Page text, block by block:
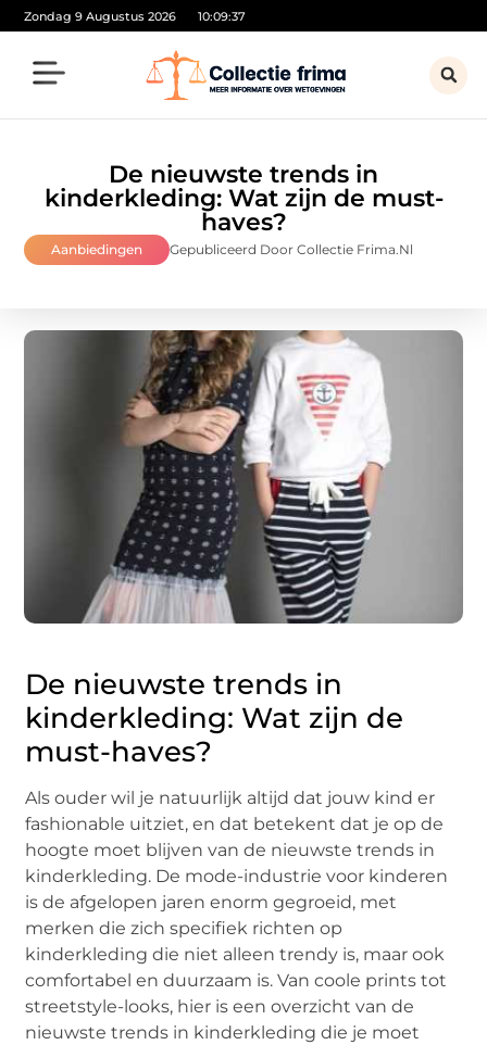
Zondag 9 Augustus 2026 10:09:39
De nieuwste trends in
kinderkleding: Wat zijn de must-
haves?
Aanbiedingen Gepubliceerd Door Collectie Frima.nl
De nieuwste trends in
kinderkleding: Wat zijn de
must-haves?
Als ouder wil je natuurlijk altijd dat jouw kind er
fashionable uitziet, en dat betekent dat je op de
hoogte moet blijven van de nieuwste trends in
kinderkleding. De mode-industrie voor kinderen
is de afgelopen jaren enorm gegroeid, met
merken die zich specifiek richten op
kinderkleding die niet alleen trendy is, maar ook
comfortabel en duurzaam is. Van coole prints tot
streetstyle-looks, hier is een overzicht van de
nieuwste trends in kinderkleding die je moet